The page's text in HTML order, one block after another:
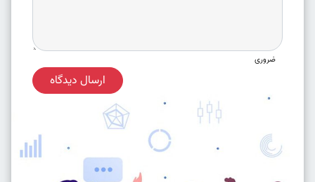
ضروری
ارسال دیدگاه